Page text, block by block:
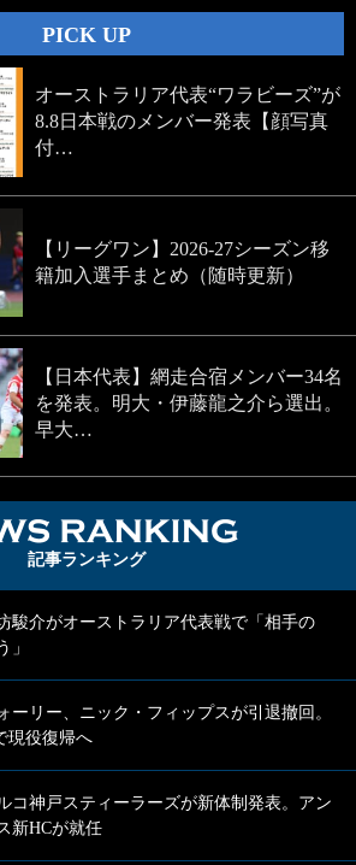
PICK UP
オーストラリア代表“ワラビーズ”が
8.8日本戦のメンバー発表【顔写真
付…
【リーグワン】2026-27シーズン移
籍加入選手まとめ（随時更新）
【日本代表】網走合宿メンバー34名
を発表。明大・伊藤龍之介ら選出。
早大…
記事ランキング
駿介がオーストラリア代表戦で「相手の
」
ーリー、ニック・フィップスが引退撤回。
現役復帰へ
コ神戸スティーラーズが新体制発表。アン
新HCが就任